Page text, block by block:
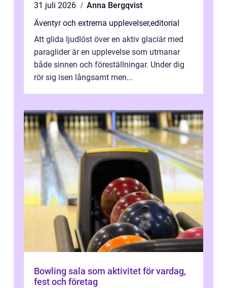
31 juli 2026
Anna Bergqvist
Äventyr och extrema upplevelser,editorial
Att glida ljudlöst över en aktiv glaciär med
paraglider är en upplevelse som utmanar
både sinnen och föreställningar. Under dig
rör sig isen långsamt men...
Bowling sala som aktivitet för vardag,
fest och företag